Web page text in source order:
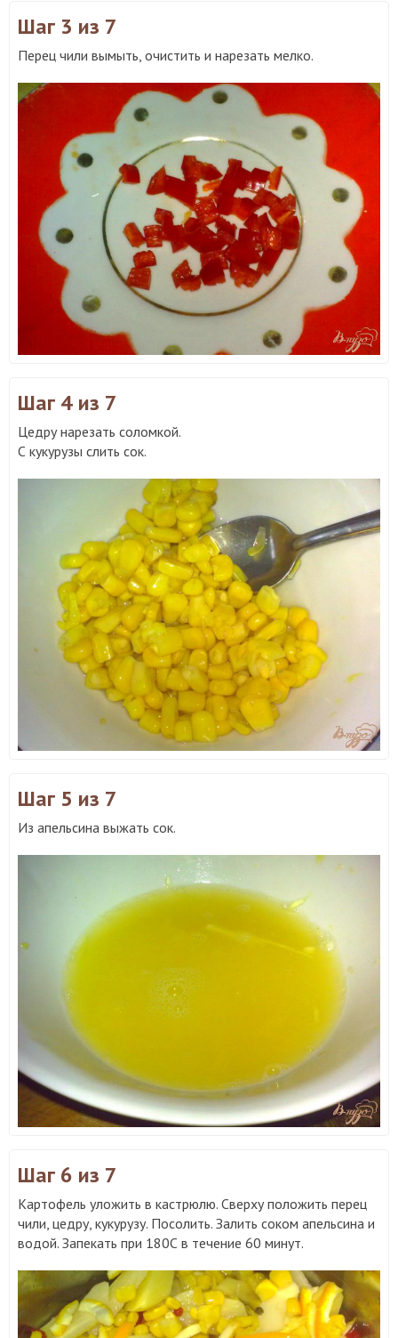
Шаг 3 из 7
Перец чили вымыть, очистить и нарезать мелко.
Шаг 4 из 7
Цедру нарезать соломкой.
С кукурузы слить сок.
Шаг 5 из 7
Из апельсина выжать сок.
Шаг 6 из 7
Картофель уложить в кастрюлю. Сверху положить перец
чили, цедру, кукурузу. Посолить. Залить соком апельсина и
водой. Запекать при 180С в течение 60 минут.